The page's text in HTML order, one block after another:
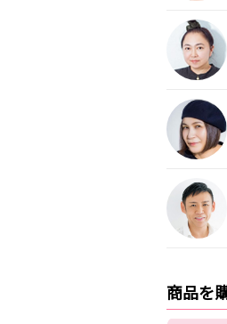
商品を